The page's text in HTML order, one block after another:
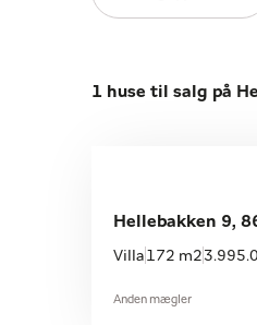
1 huse til salg på
Hellebakken 9,
Villa 172 m2
Anden mægler